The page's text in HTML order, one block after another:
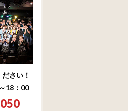
さい！
18：00